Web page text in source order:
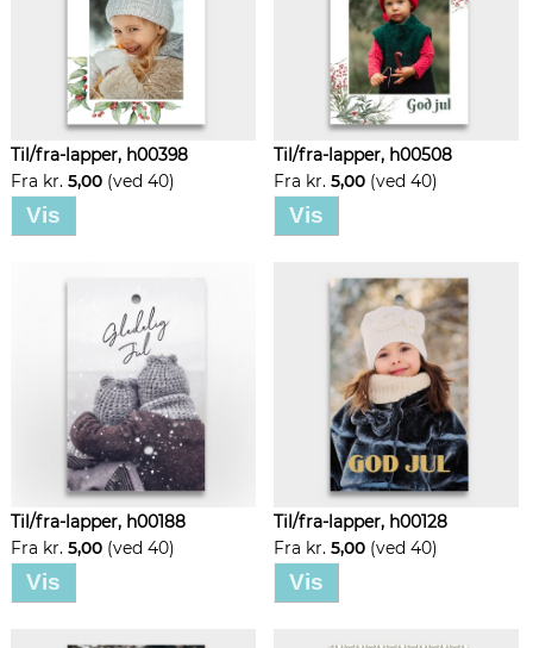
Til/fra-lapper, h00398
Fra kr. 5,00 (ved 40)
Vis
Til/fra-lapper, h00508
Fra kr. 5,00 (ved 40)
Vis
Til/fra-lapper, h00188
Fra kr. 5,00 (ved 40)
Vis
Til/fra-lapper, h00128
Fra kr. 5,00 (ved 40)
Vis